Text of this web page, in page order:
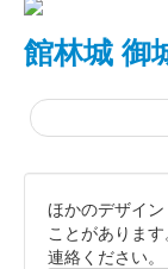
館林城 御
尾曳城 御
ほかのデザイ
ことがありま
連絡ください。